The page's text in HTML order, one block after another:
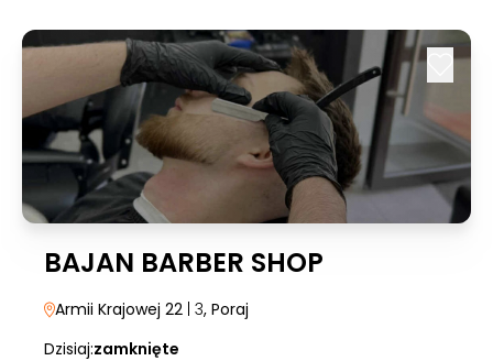
BAJAN BARBER SHOP
Armii Krajowej 22 | 3, Poraj
Dzisiaj:zamknięte